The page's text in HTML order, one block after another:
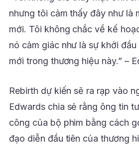
nhưng tôi cảm thấy đây như là
mới. Tôi không chắc về kế
nó cảm giác như là sự khởi
mới trong thương hiệu này.” –
Rebirth dự kiến sẽ ra rạp vào
Edwards chia sẻ rằng ông tin
công của bộ phim bằng cách
đạo diễn đầu tiên của thương